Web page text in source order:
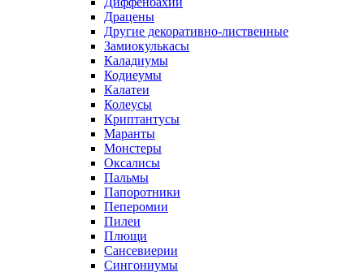
Драцены
Другие декоративно-лиственные
Замиокулькасы
Каладиумы
Кодиеумы
Калатеи
Колеусы
Криптантусы
Маранты
Монстеры
Оксалисы
Пальмы
Папоротники
Пеперомии
Пилеи
Плющи
Сансевиерии
Сингониумы